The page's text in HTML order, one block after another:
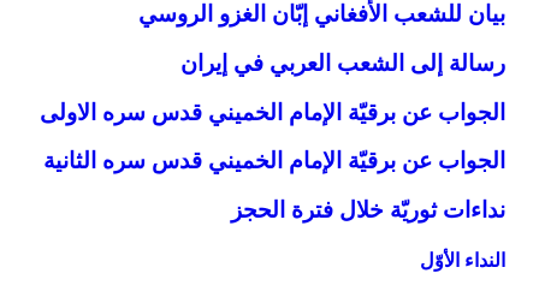
بيان للشعب الأفغاني إبّان الغزو الروسي
رسالة إلى الشعب العربي في إيران
الجواب عن برقيّة الإمام الخميني قدس سره الاولى
الجواب عن برقيّة الإمام الخميني قدس سره الثانية
نداءات ثوريّة خلال فترة الحجز
النداء الأوّل‏